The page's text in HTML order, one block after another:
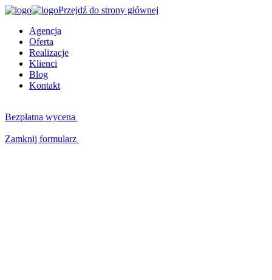
Przejdź do strony głównej
Agencja
Oferta
Realizacje
Klienci
Blog
Kontakt
Bezpłatna wycena
Zamknij formularz